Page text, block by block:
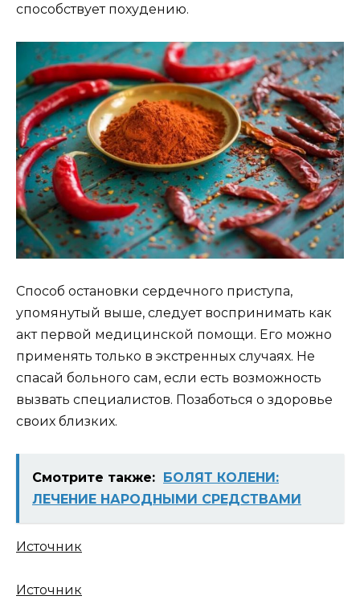
способствует похудению.
Способ остановки сердечного приступа,
упомянутый выше, следует воспринимать как
акт первой медицинской помощи. Его можно
применять только в экстренных случаях. Не
спасай больного сам, если есть возможность
вызвать специалистов. Позаботься о здоровье
своих близких.
Смотрите также:
БОЛЯТ КОЛЕНИ:
ЛЕЧЕНИЕ НАРОДНЫМИ СРЕДСТВАМИ
Источник
Источник